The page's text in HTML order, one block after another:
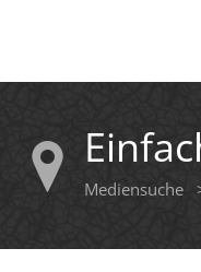
Mediensuche